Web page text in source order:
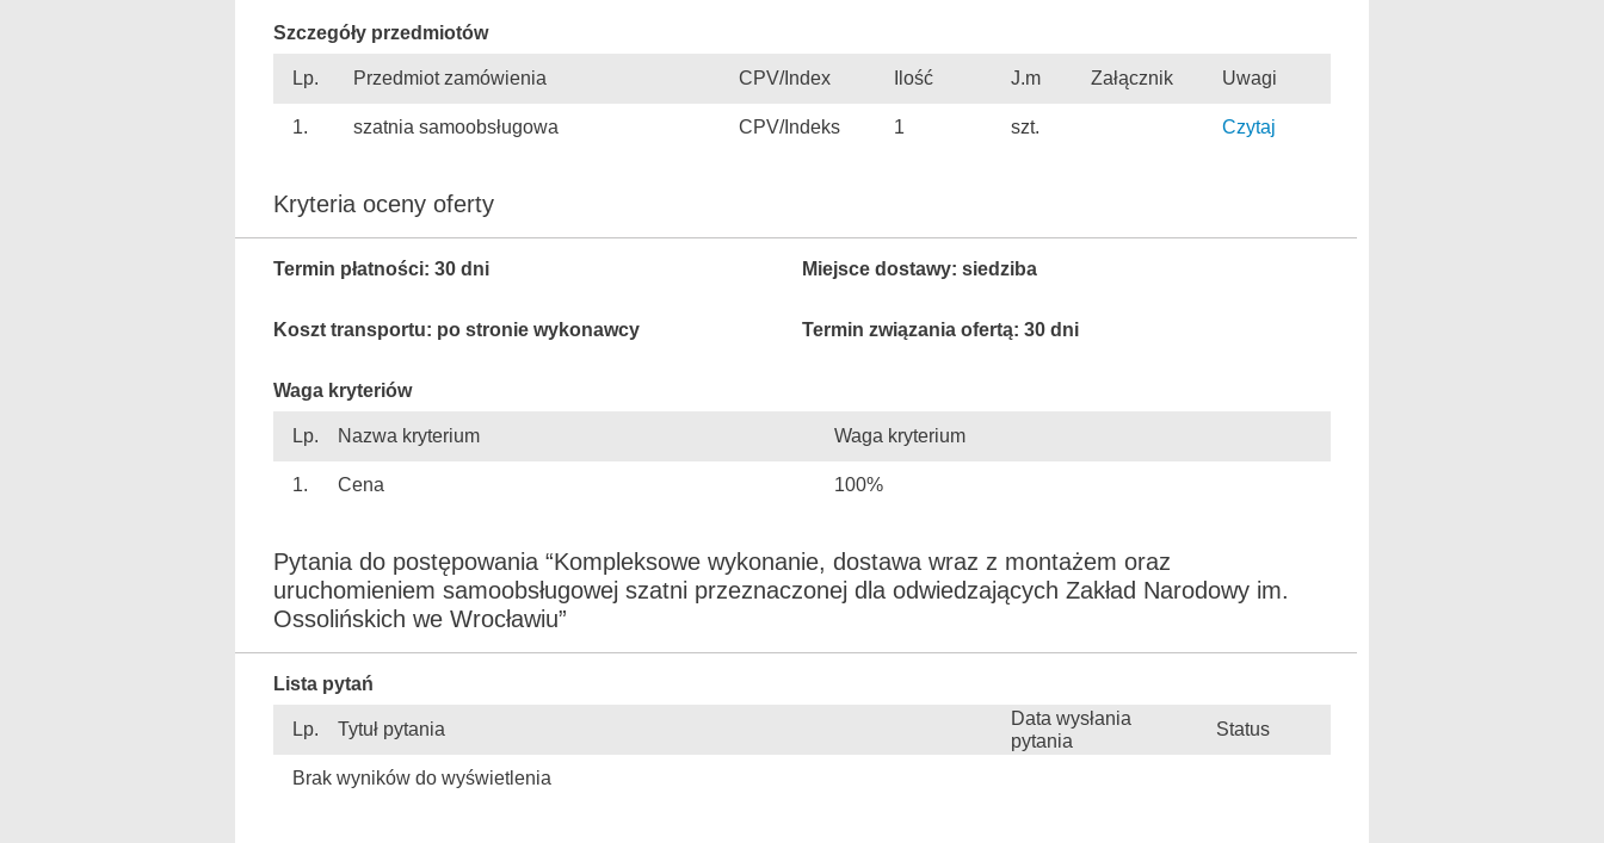
Szczegóły przedmiotów
Lp. Przedmiot zamówienia CPV/Index Ilość J.m Załącznik Uwagi
1. szatnia samoobsługowa CPV/Indeks 1 szt. Czytaj
Kryteria oceny oferty
Termin płatności: 30 dni Miejsce dostawy: siedziba
Koszt transportu: po stronie wykonawcy Termin związania ofertą: 30 dni
Waga kryteriów
Lp. Nazwa kryterium Waga kryterium
1. Cena 100%
Pytania do postępowania “Kompleksowe wykonanie, dostawa wraz z montażem oraz
uruchomieniem samoobsługowej szatni przeznaczonej dla odwiedzających Zakład Narodowy im.
Ossolińskich we Wrocławiu”
Lista pytań
Lp. Tytuł pytania
Data wysłania
pytania
Status
Brak wyników do wyświetlenia